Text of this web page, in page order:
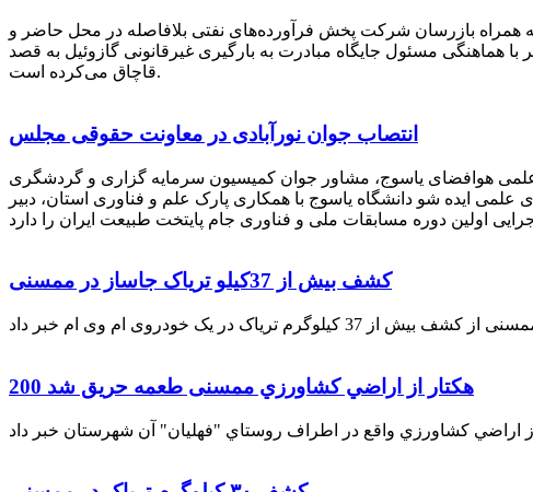
همراه بازرسان شرکت پخش فرآورده‌های نفتی بلافاصله در محل حاضر و
تانکر با هماهنگی مسئول جایگاه مبادرت به بارگیری غیرقانونی گازوئیل به قصد
قاچاق می‌کرده است.
انتصاب جوان نورآبادی در معاونت حقوقی مجلس
هوافضای یاسوج، مشاور جوان کمیسیون سرمایه گزاری و گردشگری
ایده شو دانشگاه یاسوج با همکاری پارک علم و فناوری استان، دبیر
کشف بیش از 37کیلو تریاک جاساز در ممسنی
200 هكتار از اراضي كشاورزي ممسنی طعمه حریق شد